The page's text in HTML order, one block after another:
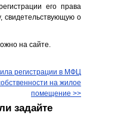
его права
свидетельствующую о
на сайте.
регистрации в МФЦ
на жилое
помещение >>
задайте